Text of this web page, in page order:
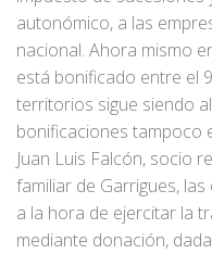
autonómico, a las
nacional. Ahora mismo
está bonificado entre el
territorios sigue siendo
bonificaciones tampoco
Juan Luis Falcón, socio
familiar de Garrigues,
a la hora de ejercitar la
mediante donación,